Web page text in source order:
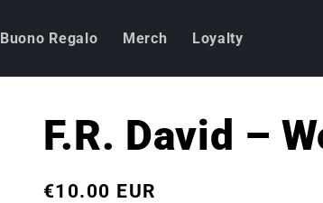
Buono Regalo Merch Loyalty
F.R. David –
Prezzo
€10.00 EUR